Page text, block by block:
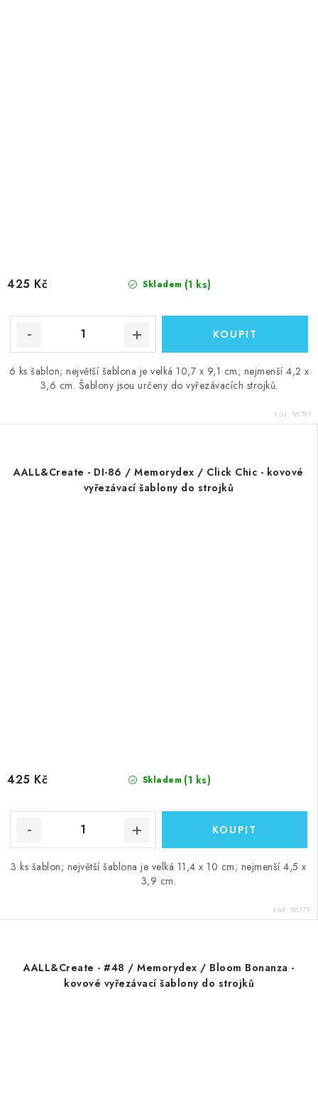
Skladem (1 ks)
425 Kč
6 ks šablon; největší šablona je velká 10,7 x 9,1 cm; nejmenší 4,2 x
3,6 cm. Šablony jsou určeny do vyřezávacích strojků.
Kód: 88781
AALL&Create - DI-86 / Memorydex / Click Chic - kovové
vyřezávací šablony do strojků
Skladem (1 ks)
425 Kč
3 ks šablon; největší šablona je velká 11,4 x 10 cm; nejmenší 4,5 x
3,9 cm.
Kód: 88779
AALL&Create - #48 / Memorydex / Bloom Bonanza -
kovové vyřezávací šablony do strojků